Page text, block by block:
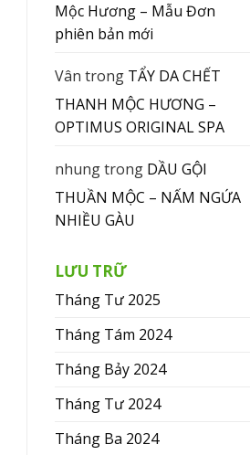
Mộc Hương – Mẫu Đơn
phiên bản mới
Vân trong TẨY DA CHẾT
THANH MỘC HƯƠNG –
OPTIMUS ORIGINAL SPA
nhungtrong DẦU GỘI
THUẦN MỘC – NẤM NGỨA
NHIỀU GÀU
LƯU TRỮ
Tháng Tư 2025
Tháng Tám 2024
Tháng Bảy 2024
Tháng Tư 2024
Tháng Ba 2024